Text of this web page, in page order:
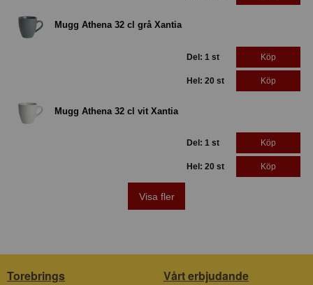
Mugg Athena 32 cl grå Xantia
Del: 1 st Köp
Hel: 20 st Köp
Mugg Athena 32 cl vit Xantia
Del: 1 st Köp
Hel: 20 st Köp
Visa fler
Torebrings Vårt erbjudande